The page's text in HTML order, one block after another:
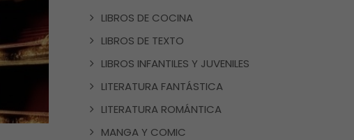
LIBROS DE COCINA
LIBROS DE TEXTO
LIBROS INFANTILES Y JUVENILES
LITERATURA FANTÁSTICA
LITERATURA ROMÁNTICA
MANGA Y COMIC